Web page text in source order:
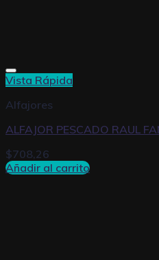
Vista Rápida
Alfajores
ALFAJOR PESCADO RAUL
$708,26
Añadir al carrito